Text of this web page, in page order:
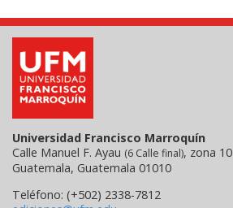
Universidad Francisco Marroquín
Calle Manuel F. Ayau (6 Calle final), zona 10
Guatemala, Guatemala 01010
Teléfono: (+502) 2338-7812